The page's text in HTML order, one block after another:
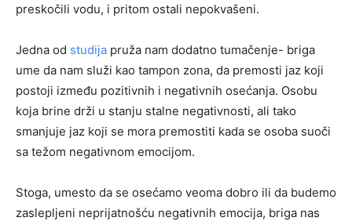
preskočili vodu, i pritom ostali nepokvašeni.
Jedna od studija pruža nam dodatno tumačenje- briga
ume da nam služi kao tampon zona, da premosti jaz koji
postoji između pozitivnih i negativnih osećanja. Osobu
koja brine drži u stanju stalne negativnosti, ali tako
smanjuje jaz koji se mora premostiti kada se osoba suoči
sa težom negativnom emocijom.
Stoga, umesto da se osećamo veoma dobro ili da budemo
zaslepljeni neprijatnošću negativnih emocija, briga nas